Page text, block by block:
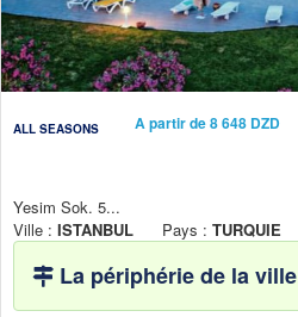
ALL SEASONS A partir de 8 648 DZD
Yesim Sok. 5...
Ville : ISTANBUL Pays : TURQUIE
La périphérie de la ville